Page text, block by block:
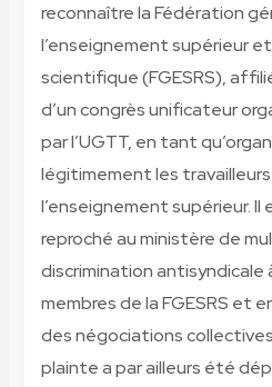
reconnaître la Fédération
l’enseignement supérieur
scientifique (FGESRS),
d’un congrès unificateur
par l’UGTT, en tant
légitimement les
l’enseignement supérieur. Il
reproché au ministère de
discrimination antisyndicale
membres de la FGESRS et
des négociations
plainte a par ailleurs été